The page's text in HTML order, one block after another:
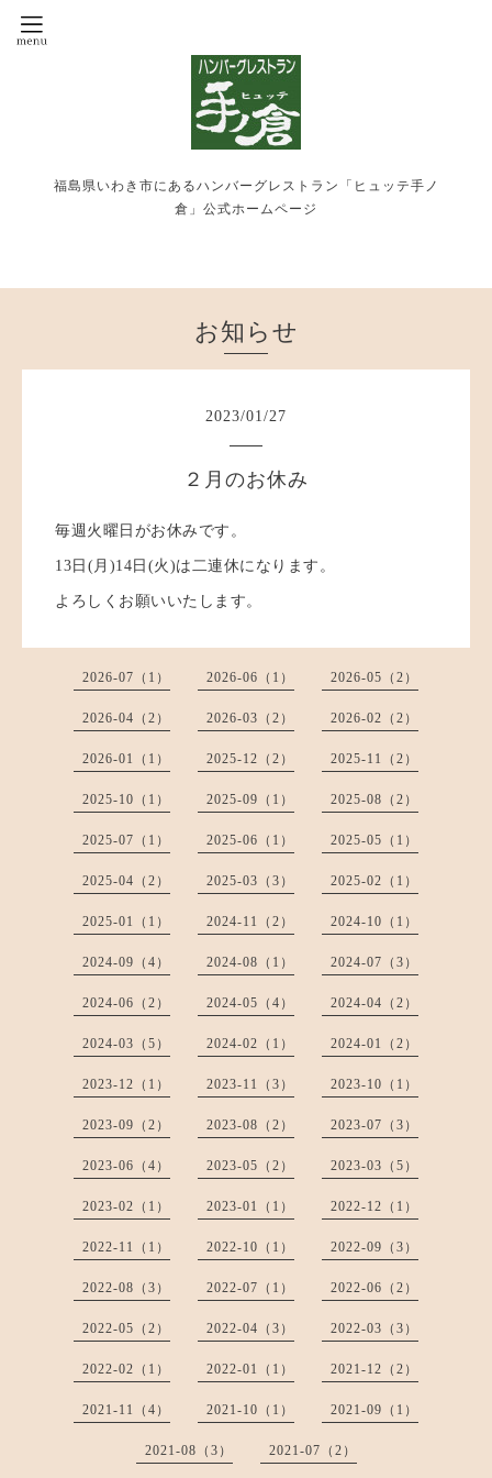
福島県いわき市にあるハンバーグレストラン「ヒュッテ手ノ
倉」公式ホームページ
お知らせ
2023/01/27
２月のお休み
毎週火曜日がお休みです。
13日(月)14日(火)は二連休になります。
よろしくお願いいたします。
2026-07（1） 2026-06（1） 2026-05（2）
2026-04（2） 2026-03（2） 2026-02（2）
2026-01（1） 2025-12（2） 2025-11（2）
2025-10（1） 2025-09（1） 2025-08（2）
2025-07（1） 2025-06（1） 2025-05（1）
2025-04（2） 2025-03（3） 2025-02（1）
2025-01（1） 2024-11（2） 2024-10（1）
2024-09（4） 2024-08（1） 2024-07（3）
2024-06（2） 2024-05（4） 2024-04（2）
2024-03（5） 2024-02（1） 2024-01（2）
2023-12（1） 2023-11（3） 2023-10（1）
2023-09（2） 2023-08（2） 2023-07（3）
2023-06（4） 2023-05（2） 2023-03（5）
2023-02（1） 2023-01（1） 2022-12（1）
2022-11（1） 2022-10（1） 2022-09（3）
2022-08（3） 2022-07（1） 2022-06（2）
2022-05（2） 2022-04（3） 2022-03（3）
2022-02（1） 2022-01（1） 2021-12（2）
2021-11（4） 2021-10（1） 2021-09（1）
2021-08（3） 2021-07（2）